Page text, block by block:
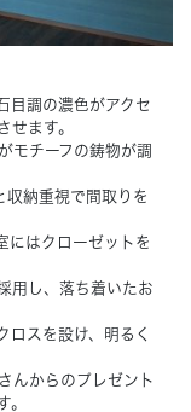
目調の濃色がアクセ
せます。
モチーフの鋳物が調
納重視で間取りを
にはクローゼットを
用し、落ち着いたお
ロスを設け、明るく
んからのプレゼント
。